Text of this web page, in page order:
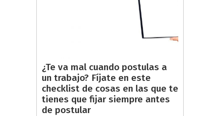
¿Te va mal cuando postulas a
un trabajo? Fíjate en este
checklist de cosas en las que te
tienes que fijar siempre antes
de postular